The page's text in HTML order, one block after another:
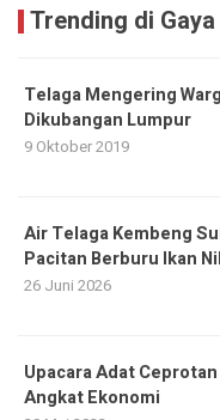
Trending di
Telaga Mengering
Dikubangan Lumpur
9 Oktober 2019
Air Telaga Kembeng
Pacitan Berburu Ikan
26 Juni 2026
Upacara Adat
Angkat Ekonomi